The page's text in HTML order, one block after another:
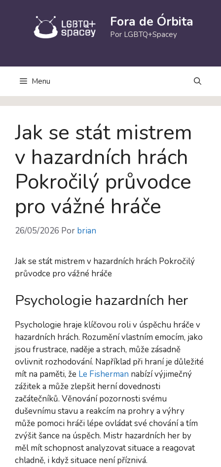
Fora de Órbita
Por LGBTQ+Spacey
Menu
Jak se stát mistrem
v hazardních hrách
Pokročilý průvodce
pro vážné hráče
26/05/2026 Por brian
Jak se stát mistrem v hazardních hrách Pokročilý
průvodce pro vážné hráče
Psychologie hazardních her
Psychologie hraje klíčovou roli v úspěchu hráče v
hazardních hrách. Rozumění vlastním emocím, jako
jsou frustrace, naděje a strach, může zásadně
ovlivnit rozhodování. Například při hraní je důležité
mít na paměti, že Le Fisherman nabízí výjimečný
zážitek a může zlepšit herní dovednosti
začátečníků. Věnování pozornosti svému
duševnímu stavu a reakcím na prohry a výhry
může pomoci hráči lépe ovládat své chování a tím
zvýšit šance na úspěch. Mistr hazardních her by
měl mít schopnost analyzovat situace a reagovat
chladně, i když situace není příznivá.